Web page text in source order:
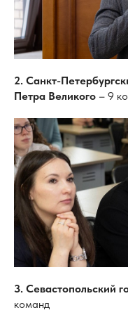
2. Санкт-
Петра Великого – 9
3. Севастопольский
команд